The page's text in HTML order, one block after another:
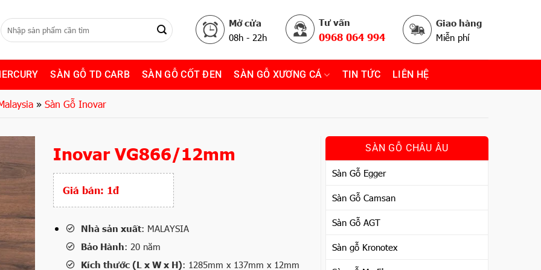
Mở cửa
08h - 22h
Tư vấn
0968 064 994
Giao hàng
Miễn phí
SÀN GỖ TD CARB SÀN GỖ CỐT ĐEN SÀN GỖ XƯƠNG CÁ TIN TỨC LIÊN HỆ
» Sàn Gỗ Inovar
SÀN GỖ CHÂU ÂU
Sàn Gỗ Egger
Sàn Gỗ Camsan
Sàn Gỗ AGT
Sàn gỗ Kronotex
Inovar VG866/12mm
Giá bán: 1đ
Nhà sản xuất: MALAYSIA
Bảo Hành: 20 năm
Kích thước (L x W x H): 1285mm x 137mm x 12mm